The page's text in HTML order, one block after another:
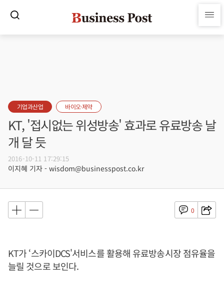
기업과산업 바이오·제약
KT, '접시없는 위성방송' 효과로 유료방송 날
개 달 듯
2016-10-11 17:29:15
이지혜 기자 - wisdom@businesspost.co.kr
0
KT가 ‘스카이DCS'서비스를 활용해 유료방송시장 점유율을
늘릴 것으로 보인다.